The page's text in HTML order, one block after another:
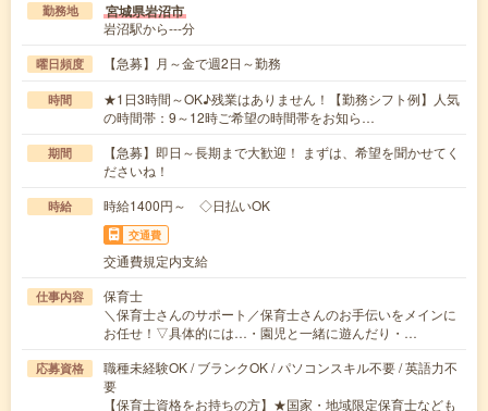
勤務地 宮城県岩沼市
岩沼駅から---分
曜日頻度 【急募】月～金で週2日～勤務
時間
★1日3時間～OK♪残業はありません！【勤務シフト例】人気
の時間帯：9～12時ご希望の時間帯をお知ら…
期間
【急募】即日～長期まで大歓迎！ まずは、希望を聞かせてく
ださいね！
時給 時給1400円～ ◇日払いOK
交通費
交通費規定内支給
仕事内容
保育士
＼保育士さんのサポート／保育士さんのお手伝いをメインに
お任せ！▽具体的には…・園児と一緒に遊んだり・…
応募資格
職種未経験OK / ブランクOK / パソコンスキル不要 / 英語力不
要
【保育士資格をお持ちの方】★国家・地域限定保育士なども